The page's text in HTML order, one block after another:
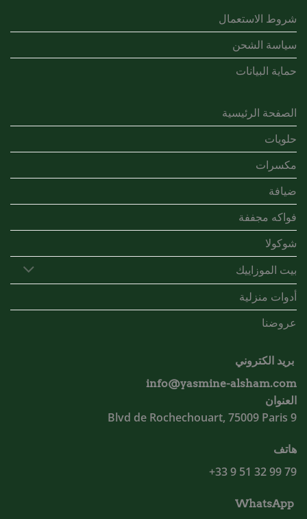
شروط الاستعمال
سياسة الشحن
حماية البيانات
الصفحة الرئيسية
حلويات
مكسرات
ضيافة
فواكه مجففة
شوكولا
بيت الموزاييك
أدوات منزلية
عروضنا
بريد الكتروني
info@yasmine-alsham.com
العنوان
9 Blvd de Rochechouart, 75009 Paris
هاتف
79 99 32 51 9 33+